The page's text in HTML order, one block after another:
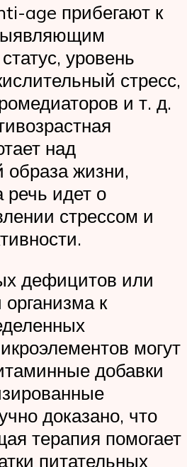
age прибегают к
уровень
стресс,
и т. д.
над
жизни,
речь идет о
стрессом и
дефицитов или
к
могут
добавки
доказано, что
терапия помогает
питательных